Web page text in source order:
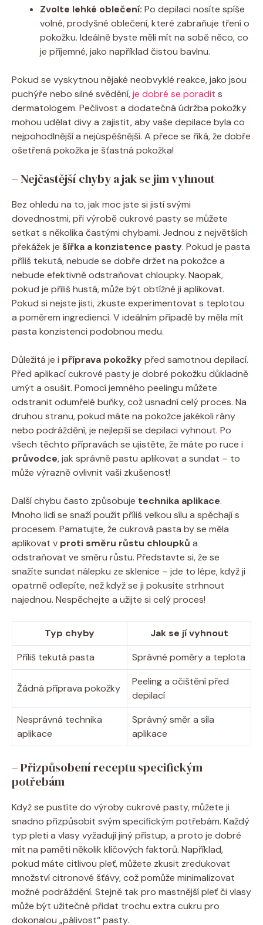
Zvolte lehké oblečení: Po depilaci nosíte spíše
volné, prodyšné oblečení, které zabraňuje tření o
pokožku. Ideálně byste měli mít na sobě něco, co
je příjemné, jako například čistou bavlnu.
Pokud se vyskytnou nějaké neobvyklé reakce, jako jsou
puchýře nebo silné svědění,je dobré se poradit s
dermatologem. Pečlivost a dodatečná údržba pokožky
mohou udělat divy a zajistit, aby vaše depilace byla co
nejpohodlnější a nejúspěšnější. A přece se říká, že dobře
ošetřená pokožka je šťastná pokožka!
– Nejčastější chyby a jak se jim vyhnout
Bez ohledu na to, jak moc jste si jistí svými
dovednostmi, při výrobě cukrové pasty se můžete
setkat s několika častými chybami. Jednou z největších
překážek je šířka a konzistence pasty. Pokud je pasta
příliš tekutá, nebude se dobře držet na pokožce a
nebude efektivně odstraňovat chloupky. Naopak,
pokud je příliš hustá, může být obtížné ji aplikovat.
Pokud si nejste jisti, zkuste experimentovat s teplotou
a poměrem ingrediencí. V ideálním případě by měla mít
pasta konzistenci podobnou medu.
Důležitá je i příprava pokožkypřed samotnou depilací.
Před aplikací cukrové pasty je dobré pokožku důkladně
umýt a osušit. Pomocí jemného peelingu můžete
odstranit odumřelé buňky, což usnadní celý proces. Na
druhou stranu, pokud máte na pokožce jakékoli rány
nebo podráždění, je nejlepší se depilaci vyhnout. Po
všech těchto přípravách se ujistěte, že máte po ruce i
průvodce, jak správně pastu aplikovat a sundat – to
může výrazně ovlivnit vaši zkušenost!
Další chybu často způsobuje technika aplikace.
Mnoho lidí se snaží použít příliš velkou sílu a spěchají s
procesem. Pamatujte, že cukrová pasta by se měla
aplikovat v proti směru růstu chloupků a
odstraňovat ve směru růstu. Představte si, že se
snažíte sundat nálepku ze sklenice – jde to lépe, když ji
opatrně odlepíte, než když se ji pokusíte strhnout
najednou. Nespěchejte a užijte si celý proces!
Typ chyby
Jak se jí vyhnout
Příliš tekutá pasta
Správné poměry a teplota
Žádná příprava pokožky
Peeling a očištění před
depilací
Nesprávná technika
aplikace
Správný směr a síla
aplikace
– Přizpůsobení receptu specifickým
potřebám
Když se pustíte do výroby cukrové pasty, můžete ji
snadno přizpůsobit svým specifickým potřebám. Každý
typ pleti a vlasy vyžadují jiný přístup, a proto je dobré
mít na paměti několik klíčových faktorů. Například,
pokud máte citlivou pleť, můžete zkusit zredukovat
množství citronové šťávy, což pomůže minimalizovat
možné podráždění. Stejně tak pro mastnější pleť či vlasy
může být užitečné přidat trochu extra cukru pro
dokonalou „pálivost“ pasty.